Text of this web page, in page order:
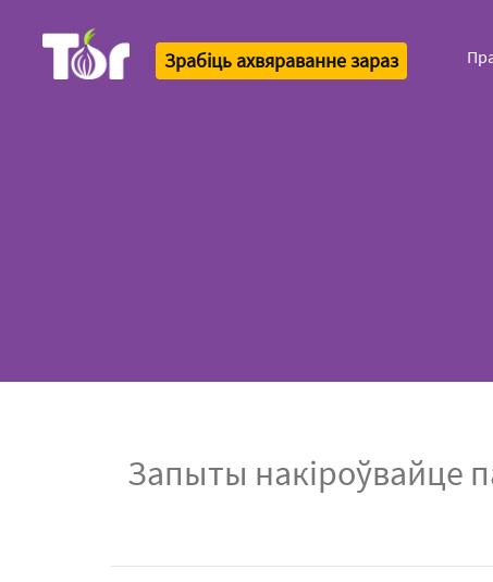
Зрабіць ахвяраванне зараз
Запыты накіроўвайце